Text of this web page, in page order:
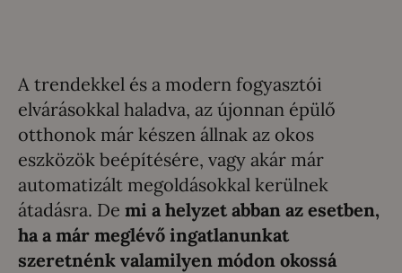
A trendekkel és a modern fogyasztói
elvárásokkal haladva, az újonnan épülő
otthonok már készen állnak az okos
eszközök beépítésére, vagy akár már
automatizált megoldásokkal kerülnek
átadásra. De mi a helyzet abban az esetben,
ha a már meglévő ingatlanunkat
szeretnénk valamilyen módon okossá